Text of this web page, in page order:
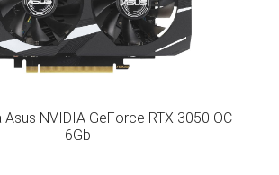
Asus NVIDIA GeForce RTX 3050 OC
6Gb